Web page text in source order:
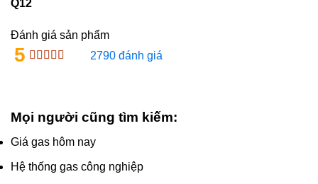
Q12
Đánh giá sản phẩm
5 2790 đánh giá
Mọi người cũng tìm kiếm:
Giá gas hôm nay
Hệ thống gas công nghiệp